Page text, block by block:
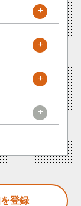
+
+
+
+